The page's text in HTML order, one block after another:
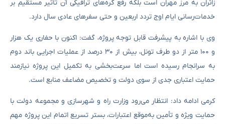
زائران به مرز مهران است بلکه رفع گره‌های ترافیکی آن تأثیر مستقیم بر
خدمات‌رسانی ایام اوج تردد اربعین و حتی سفرهای عادی سال دارد.
وی با اشاره به پیشرفت قابل توجه پروژه، گفت: اکنون با حفاری یک هزار
و ۱۰۰ متر از دو طرف تونل، بیش از ۳۰ درصد از عملیات اجرایی باند دوم
به سرانجام رسیده است اما سرعت‌بخشی به تکمیل این پروژه نیازمند
حمایت اعتباری جدی از سوی دولت و تخصیص مضاعف منابع است.
کرمی ادامه داد: انتظار می‌رود وزارت راه و شهرسازی و مجموعه دولت با
حمایت ویژه و تأمین به‌موقع اعتبارات، بستر تسریع اتمام این پروژه مهم